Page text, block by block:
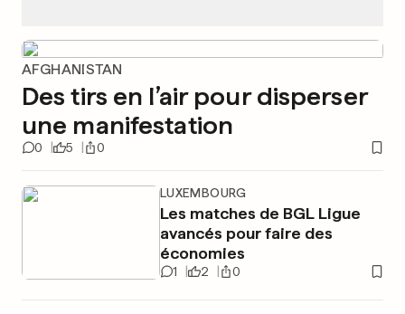
AFGHANISTAN
Des tirs en l’air pour disperser
une manifestation
0 5 0
LUXEMBOURG
Les matches de BGL Ligue
avancés pour faire des
économies
1 2 0